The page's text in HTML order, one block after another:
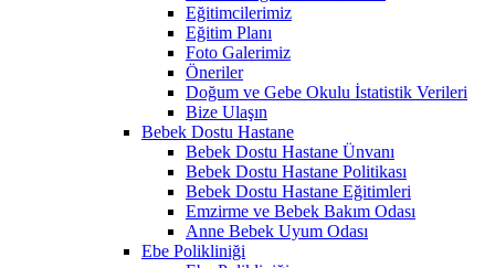
Eğitimcilerimiz
Eğitim Planı
Foto Galerimiz
Öneriler
Doğum ve Gebe Okulu İstatistik Verileri
Bize Ulaşın
Bebek Dostu Hastane
Bebek Dostu Hastane Ünvanı
Bebek Dostu Hastane Politikası
Bebek Dostu Hastane Eğitimleri
Emzirme ve Bebek Bakım Odası
Anne Bebek Uyum Odası
Ebe Polikliniği